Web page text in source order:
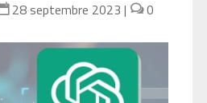
28 septembre 2023 |
0